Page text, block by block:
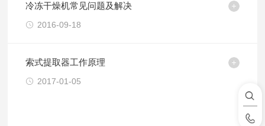
冷冻干燥机常见问题及解决
2016-09-18
索式提取器工作原理
2017-01-05